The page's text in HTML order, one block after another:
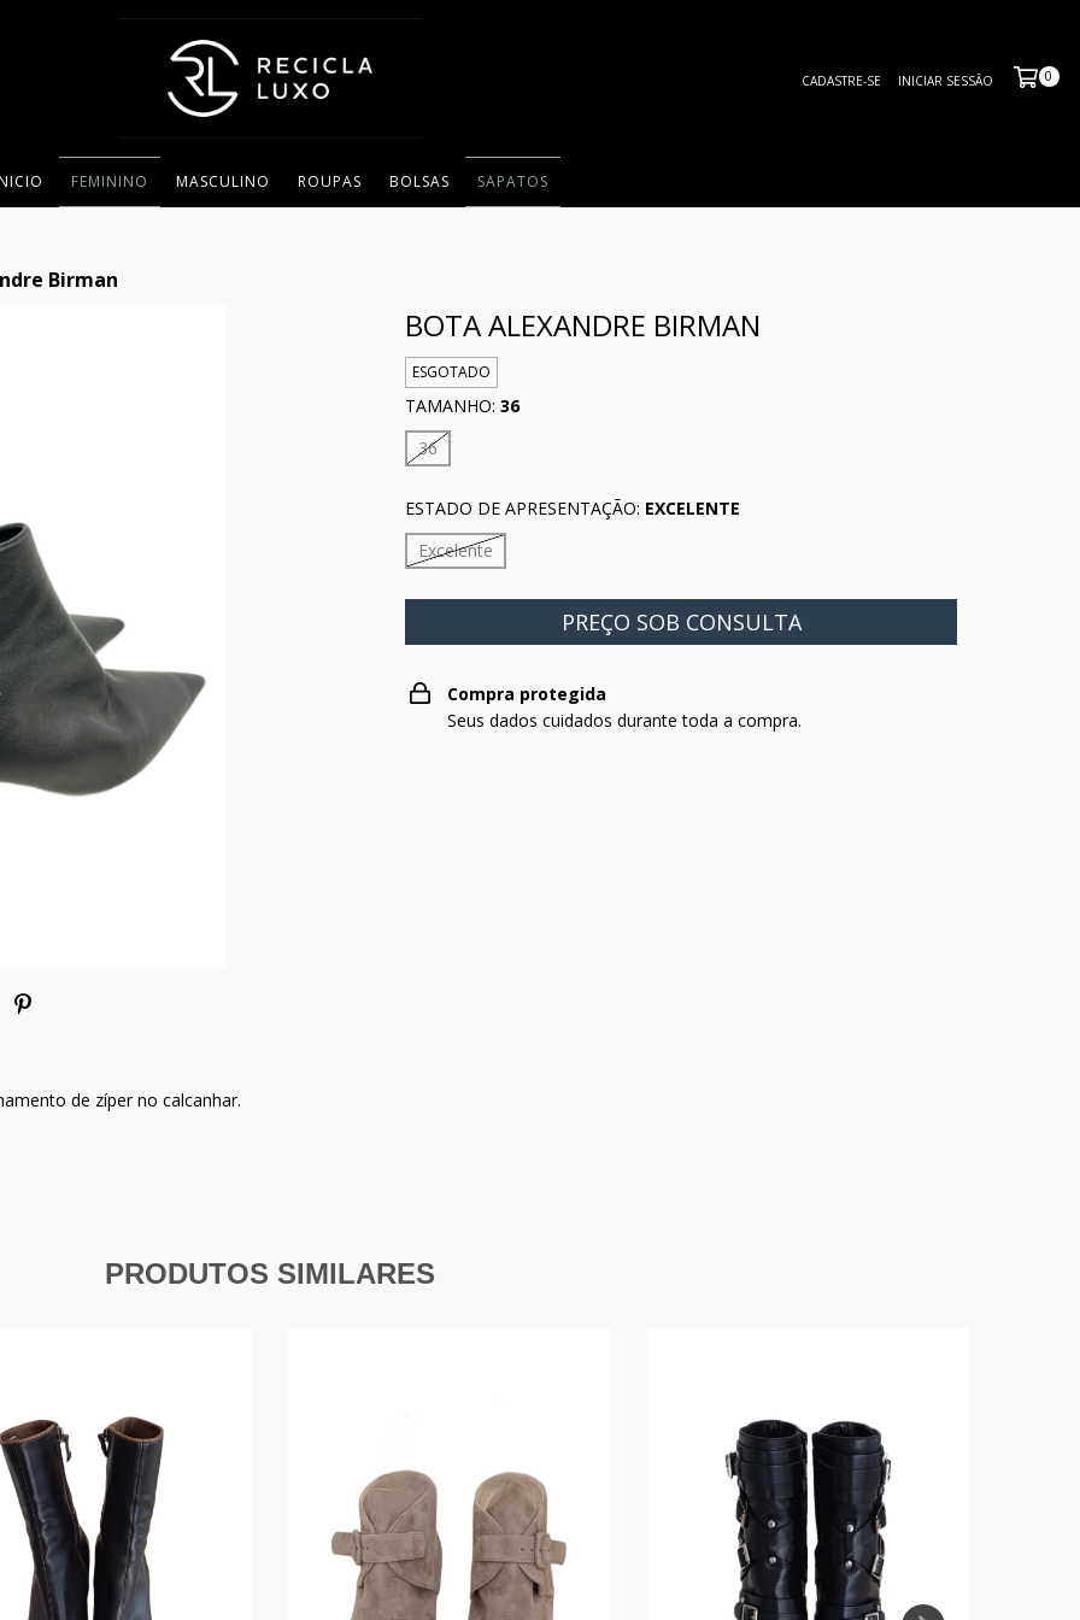
CADASTRE-SE INICIAR SESSÃO 0
FEMININO MASCULINO ROUPAS BOLSAS SAPATOS
Birman
de zíper no calcanhar.
BOTA ALEXANDRE BIRMAN
ESGOTADO
TAMANHO: 36
36
ESTADO DE APRESENTAÇÃO: EXCELENTE
Excelente
Compra protegida
Seus dados cuidados durante toda a compra.
PRODUTOS SIMILARES